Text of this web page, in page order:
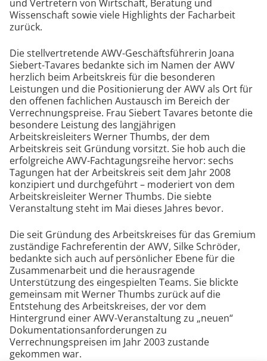
und Vertretern von Wirtschaft, Beratung und
Wissenschaft sowie viele Highlights der Facharbeit
zurück.
Die stellvertretende AWV-Geschäftsführerin Joana
Siebert-Tavares bedankte sich im Namen der AWV
herzlich beim Arbeitskreis für die besonderen
Leistungen und die Positionierung der AWV als Ort für
den offenen fachlichen Austausch im Bereich der
Verrechnungspreise. Frau Siebert Tavares betonte die
besondere Leistung des langjährigen
Arbeitskreisleiters Werner Thumbs, der dem
Arbeitskreis seit Gründung vorsitzt. Sie hob auch die
erfolgreiche AWV-Fachtagungsreihe hervor: sechs
Tagungen hat der Arbeitskreis seit dem Jahr 2008
konzipiert und durchgeführt – moderiert von dem
Arbeitskreisleiter Werner Thumbs. Die siebte
Veranstaltung steht im Mai dieses Jahres bevor.
Die seit Gründung des Arbeitskreises für das Gremium
zuständige Fachreferentin der AWV, Silke Schröder,
bedankte sich auch auf persönlicher Ebene für die
Zusammenarbeit und die herausragende
Unterstützung des eingespielten Teams. Sie blickte
gemeinsam mit Werner Thumbs zurück auf die
Entstehung des Arbeitskreises, der vor dem
Hintergrund einer AWV-Veranstaltung zu „neuen“
Dokumentationsanforderungen zu
Verrechnungspreisen im Jahr 2003 zustande
gekommen war.